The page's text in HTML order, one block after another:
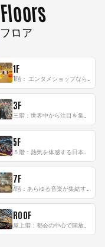
Floors
フロア
1F
3F
5F
7F
ROOF